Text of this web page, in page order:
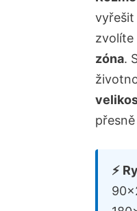
vyřešit
zvolíte
zóna.
⚡